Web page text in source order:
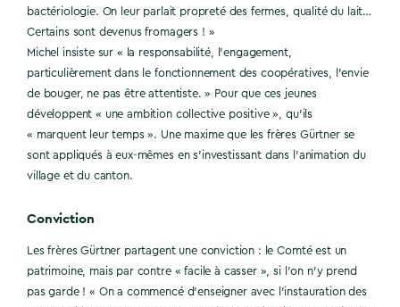
bactériologie. On leur parlait propreté des fermes, qualité du lait…
Certains sont devenus fromagers ! »
Michel insiste sur « la responsabilité, l’engagement,
particulièrement dans le fonctionnement des coopératives, l’envie
de bouger, ne pas être attentiste. » Pour que ces jeunes
développent « une ambition collective positive », qu’ils
« marquent leur temps ». Une maxime que les frères Gürtner se
sont appliqués à eux-mêmes en s’investissant dans l’animation du
village et du canton.
Conviction
Les frères Gürtner partagent une conviction : le Comté est un
patrimoine, mais par contre « facile à casser », si l’on n’y prend
pas garde ! « On a commencé d’enseigner avec l’instauration des